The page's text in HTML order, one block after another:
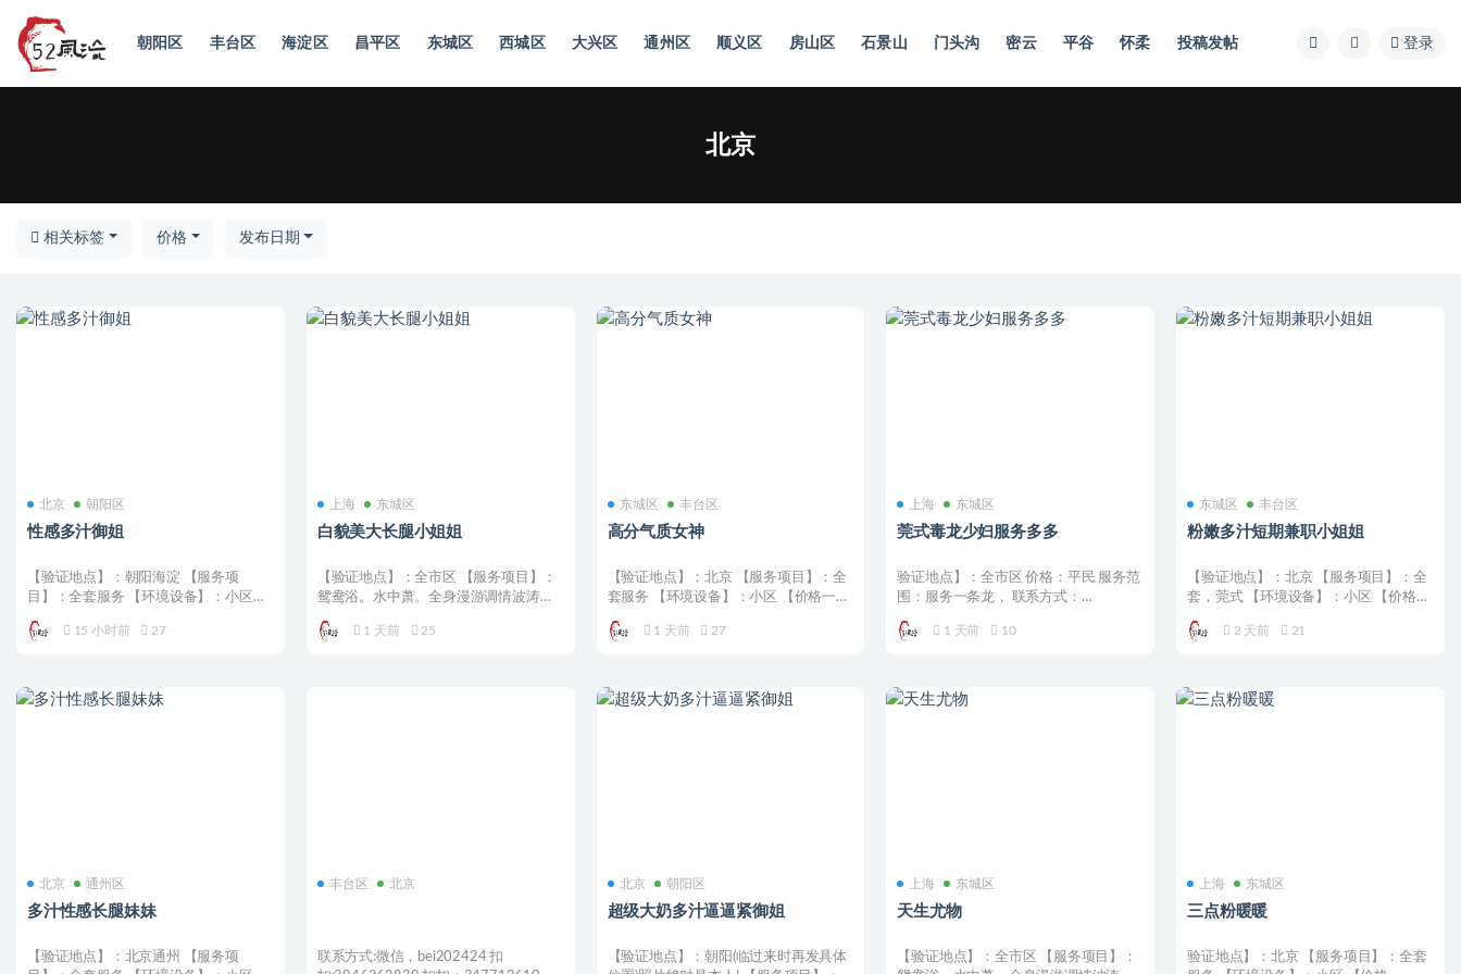
朝阳区 丰台区 海淀区 昌平区 东城区 西城区 大兴区 通州区 顺义区 房山区 石景山 门头沟 密云 平谷 怀柔 投稿发帖 登录
北京
相关标签 价格 发布日期
北京 朝阳区
性感多汁御姐
【验证地点】：朝阳海淀 【服务项
目】：全套服务 【环境设备】：小区
15 小时前
27
上海 东城区
白貌美大长腿小姐姐
【验证地点】：全市区 【服务项目】：
鸳鸯浴。水中萧。全身漫游调情波涛汹
1 天前
25
东城区 丰台区
高分气质女神
【验证地点】：北京 【服务项目】：全
套服务 【环境设备】：小区 【价格一
1 天前
27
上海 东城区
莞式毒龙少妇服务多多
验证地点】：全市区 价格：平民 服务范
围：服务一条龙， 联系方式：
1 天前
10
东城区 丰台区
粉嫩多汁短期兼职小姐姐
【验证地点】：北京 【服务项目】：全
套，莞式 【环境设备】：小区 【价格一
2 天前
21
北京 通州区
多汁性感长腿妹妹
【验证地点】：北京通州 【服务项
丰台区 北京
联系方式:微信，bei202424 扣
北京 朝阳区
超级大奶多汁逼逼紧御姐
【验证地点】：朝阳(临过来时再发具体
上海 东城区
天生尤物
【验证地点】：全市区 【服务项目】：
上海 东城区
三点粉暖暖
验证地点】：北京 【服务项目】：全套